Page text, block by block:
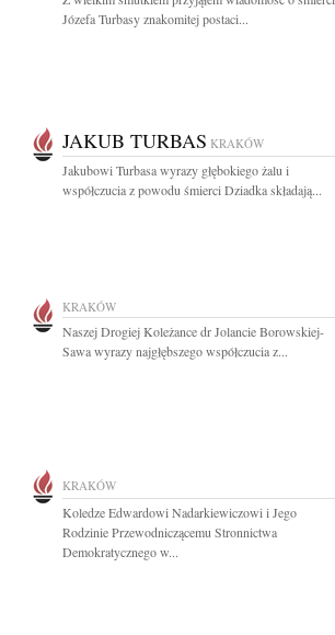
Józefa Turbasy znakomitej postaci...
JAKUB TURBAS KRAKÓW
Jakubowi Turbasa wyrazy głębokiego żalu i
współczucia z powodu śmierci Dziadka składają...
KRAKÓW
Naszej Drogiej Koleżance dr Jolancie Borowskiej-
Sawa wyrazy najgłębszego współczucia z...
KRAKÓW
Koledze Edwardowi Nadarkiewiczowi i Jego
Rodzinie Przewodniczącemu Stronnictwa
Demokratycznego w...